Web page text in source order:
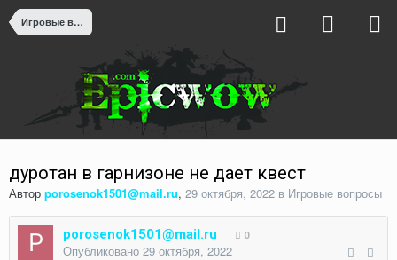
Игровые вопросы
дуротан в гарнизоне не дает квест
Автор porosenok1501@mail.ru, 29 октября, 2022 в Игровые вопросы
porosenok1501@mail.ru 0
Опубликовано 29 октября, 2022